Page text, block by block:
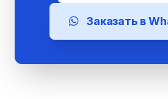
Заказать в